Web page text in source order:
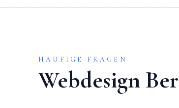
HÄUFIGE FRAGEN
Webdesign